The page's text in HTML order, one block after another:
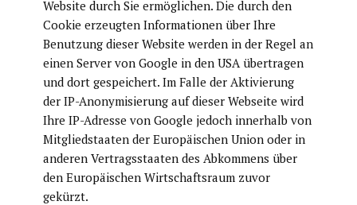
Website durch Sie ermöglichen. Die durch den
Cookie erzeugten Informationen über Ihre
Benutzung dieser Website werden in der Regel an
einen Server von Google in den USA übertragen
und dort gespeichert. Im Falle der Aktivierung
der IP-Anonymisierung auf dieser Webseite wird
Ihre IP-Adresse von Google jedoch innerhalb von
Mitgliedstaaten der Europäischen Union oder in
anderen Vertragsstaaten des Abkommens über
den Europäischen Wirtschaftsraum zuvor
gekürzt.